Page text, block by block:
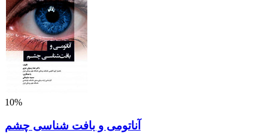
10%
آناتومی و بافت شناسی چشم